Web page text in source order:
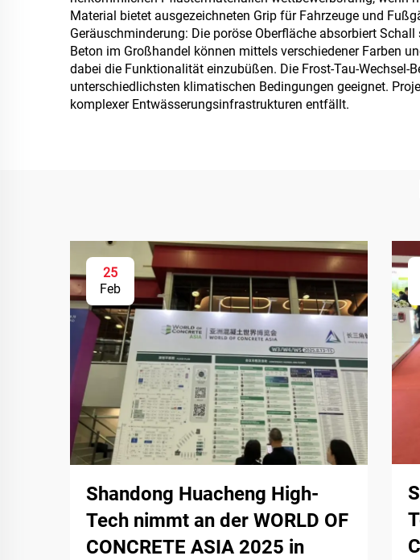
Material bietet ausgezeichneten Grip für Fahrzeuge und
Geräuschminderung: Die poröse Oberfläche absorbiert
Beton im Großhandel können mittels verschiedener Farben
dabei die Funktionalität einzubüßen. Die Frost-Tau-
unterschiedlichsten klimatischen Bedingungen geeignet.
komplexer Entwässerungsinfrastrukturen entfällt.
25
Feb
Shandong Huacheng High-
Tech nimmt an der WORLD OF
CONCRETE ASIA 2025 in